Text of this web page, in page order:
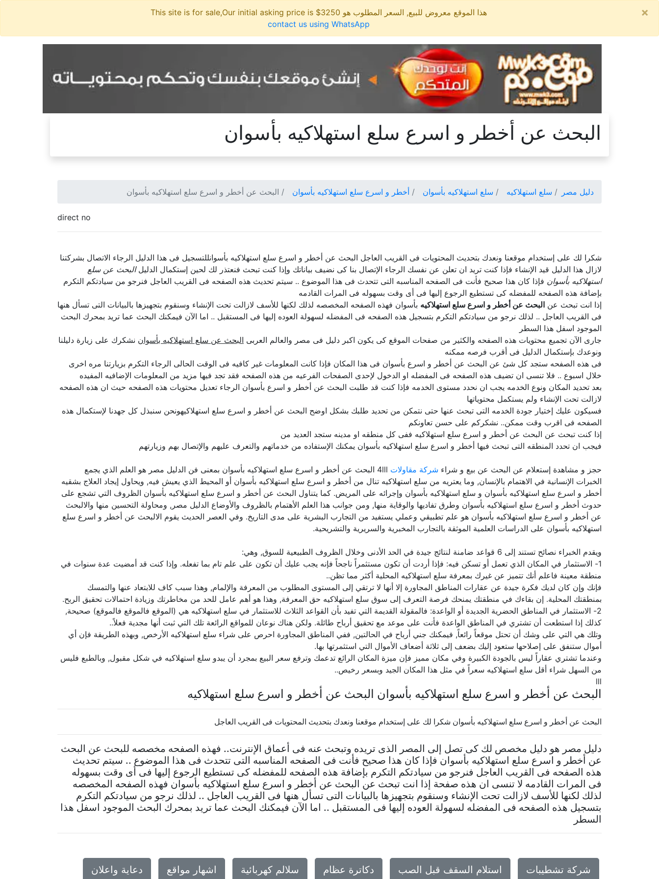
هذا الموقع معروض للبيع, السعر المطلوب هو 3250$ This site is for sale,Our initial asking price is
contact us using WhatsApp
×
البحث عن أخطر و اسرع سلع استهلاكيه بأسوان
دليل مصر سلع استهلاكيه سلع استهلاكيه بأسوان أخطر و اسرع سلع استهلاكيه بأسوان البحث عن أخطر و اسرع سلع استهلاكيه بأسوان
direct no
شكرا لك على إستخدام موقعنا ونعدك بتحديث المحتويات فى القريب العاجل البحث عن أخطر و اسرع سلع استهلاكيه بأسوانللتسجيل فى هذا الدليل الرجاء الاتصال بشركتنا
لازال هذا الدليل قيد الإنشاء فإذا كنت تريد ان تعلن عن نفسك الرجاء الإتصال بنا كى نضيف بياناتك وإذا كنت تبحث فنعتذر لك لحين إستكمال الدليلالبحث عن سلع
استهلاكيه بأسوان فإذا كان هذا صحيح فأنت فى الصفحه المناسبه التى تتحدث فى هذا الموضوع .. سيتم تحديث هذه الصفحه فى القريب العاجل فنرجو من سيادتكم التكرم
بإضافة هذه الصفحه للمفضله كى تستطيع الرجوع إليها فى أى وقت بسهوله فى المرات القادمه
إذا انت تبحث عن البحث عن أخطر و اسرع سلع استهلاكيه بأسوان فهذه الصفحه المخصصه لذلك لكنها للأسف لازالت تحت الإنشاء وسنقوم بتجهيزها بالبيانات التى تسأل هنها
فى القريب العاجل .. لذلك نرجو من سيادتكم التكرم بتسجيل هذه الصفحه فى المفضله لسهولة العوده إليها فى المستقبل .. اما الآن فيمكنك البحث عما تريد بمحرك البحث
الموجود اسفل هذا السطر
جارى الآن تجميع محتويات هذه الصفحه والكثير من صفحات الموقع كى يكون اكبر دليل فى مصر والعالم العربى البحث عن سلع استهلاكيه بأسوان نشكرك على زيارة دليلنا
ونوعدك بإستكمال الدليل فى أقرب فرصه ممكنه
فى هذه الصفحه ستجد كل شئ عن البحث عن أخطر و اسرع بأسوان فى هذا المكان فإذا كانت المعلومات غير كافيه فى الوقت الحالى الرجاء التكرم بزيارتنا مره اخرى
خلال اسبوع .. فلا تنسى ان تضيف هذه الصفحه فى المفضله او الدخول لإحدى الصفحات الفرعيه من هذه الصفحه فقد تجد فيها مزيد من المعلومات الإضافيه المفيده
بعد تحديد المكان ونوع الخدمه يجب ان نحدد مستوى الخدمه فإذا كنت قد طلبت البحث عن أخطر و اسرع بأسوان الرجاء تعديل محتويات هذه الصفحه حيث ان هذه الصفحه
لازالت تحت الإنشاء ولم يستكمل محتوياتها
فسيكون عليك إختيار جودة الخدمه التى تبحث عنها حتى نتمكن من تحديد طلبك بشكل اوضح البحث عن أخطر و اسرع سلع استهلاكيهونحن سنبذل كل جهدنا لإستكمال هذه
الصفحه فى اقرب وقت ممكن.. نشكركم على حسن تعاونكم
إذا كنت تبحث عن البحث عن أخطر و اسرع سلع استهلاكيه ففى كل منطقه او مدينه ستجد العديد من
فيجب ان تحدد المنطقه التى تبحث فيها أخطر و اسرع سلع استهلاكيه بأسوان يمكنك الإستفاده من خدماتهم والتعرف عليهم والإتصال بهم وزيارتهم
حجز و مشاهدة إستعلام عن البحث عن بيع و شراء شركة مقاولات
4lll البحث عن أخطر و اسرع سلع استهلاكيه بأسوان بمعنى فن الدليل مصر هو العلم الذي يجمع
الخبرات الإنسانية في الاهتمام بالإنسان, وما يعتريه من سلع استهلاكيه تنال من أخطر و اسرع سلع استهلاكيه بأسوان أو المحيط الذي يعيش فيه, ويحاول إيجاد العلاج بشقيه
أخطر و اسرع سلع استهلاكيه بأسوان و سلع استهلاكيه بأسوان وإجرائه على المريض. كما يتناول البحث عن أخطر و اسرع سلع استهلاكيه بأسوان الظروف التي تشجع على
حدوث أخطر و اسرع سلع استهلاكيه بأسوان وطرق تفاديها والوقاية منها, ومن جوانب هذا العلم الأهتمام بالظروف والأوضاع الدليل مصر, ومحاولة التحسين منها والالبحث
عن أخطر و اسرع سلع استهلاكيه بأسوان هو علم تطبيقي وعملي يستفيد من التجارب البشرية على مدى التاريخ. وفي العصر الحديث يقوم الالبحث عن أخطر و اسرع سلع
استهلاكيه بأسوان على الدراسات العلمية الموثقة بالتجارب المخبرية والسريرية والتشريحية.
ويقدم الخبراء نصائح تستند إلى 6 قواعد ضامنة لنتائج جيدة في الحد الأدنى وخلال الظروف الطبيعية للسوق, وهي:
1- الاستثمار في المكان الذي تعمل أو تسكن فيه: فإذا أردت أن تكون مستثمراً ناجحاً فإنه يجب عليك أن تكون على علم تام بما تفعله. وإذا كنت قد أمضيت عدة سنوات في
منطقة معينة فاعلم أنك تتميز عن غيرك بمعرفة سلع استهلاكيه المحلية أكثر مما تظن..
فإنك وإن كان لديك فكرة جيدة عن عقارات المناطق المجاورة إلا أنها لا ترتقي إلى المستوى المطلوب من المعرفة والإلمام, وهذا سبب كاف للابتعاد عنها والتمسك
بمنطقتك المحلية. إن بقاءك في منطقتك يمنحك فرصة التعرف إلى سوق سلع استهلاكيه حق المعرفة, وهذا هو أهم عامل للحد من مخاطرتك وزيادة احتمالات تحقيق الربح.
2- الاستثمار في المناطق الحضرية الجديدة أو الواعدة: فالمقولة القديمة التي تفيد بأن القواعد الثلاث للاستثمار في سلع استهلاكيه هي (الموقع فالموقع فالموقع) صحيحة,
كذلك إذا استطعت أن تشتري في المناطق الواعدة فأنت على موعد مع تحقيق أرباح طائلة. ولكن هناك نوعان للمواقع الرائعة تلك التي ثبت أنها مجدية فعلاً..
وتلك هي التي على وشك أن تحتل موقعاً رائعاً, فيمكنك جني أرباح في الحالتين, ففي المناطق المجاورة احرص على شراء سلع استهلاكيه الأرخص, وبهذه الطريقة فإن أي
أموال ستنفق على إصلاحها ستعود إليك بضعف إلى ثلاثة أضعاف الأموال التي استثمرتها بها.
وعندما تشتري عقاراً ليس بالجودة الكبيرة وفي مكان مميز فإن ميزة المكان الرائع تدعمك وترفع سعر البيع بمجرد أن يبدو سلع استهلاكيه في شكل مقبول, وبالطبع فليس
من السهل شراء أقل سلع استهلاكيه سعراً في مثل هذا المكان الجيد وبسعر رخيص..
lll
البحث عن أخطر و اسرع سلع استهلاكيه بأسوان البحث عن أخطر و اسرع سلع استهلاكيه
البحث عن أخطر و اسرع سلع استهلاكيه بأسوان شكرا لك على إستخدام موقعنا ونعدك بتحديث المحتويات فى القريب العاجل
دليل مصر هو دليل مخصص لك كى تصل إلى المصر الذى تريده وتبحث عنه فى أعماق الإنترنت.. فهذه الصفحه مخصصه للبحث عن البحث
عن أخطر و اسرع سلع استهلاكيه بأسوان فإذا كان هذا صحيح فأنت فى الصفحه المناسبه التى تتحدث فى هذا الموضوع .. سيتم تحديث
هذه الصفحه فى القريب العاجل فنرجو من سيادتكم التكرم بإضافة هذه الصفحه للمفضله كى تستطيع الرجوع إليها فى أى وقت بسهوله
فى المرات القادمه لا تنسى ان هذه صفحة إذا انت تبحث عن البحث عن أخطر و اسرع سلع استهلاكيه بأسوان فهذه الصفحه المخصصه
لذلك لكنها للأسف لازالت تحت الإنشاء وسنقوم بتجهيزها بالبيانات التى تسأل هنها فى القريب العاجل .. لذلك نرجو من سيادتكم التكرم
بتسجيل هذه الصفحه فى المفضله لسهولة العوده إليها فى المستقبل .. اما الآن فيمكنك البحث عما تريد بمحرك البحث الموجود اسفل هذا
السطر
شركة تشطيبات استلام السقف قبل الصب دكاترة عظام سلالم كهربائية اشهار مواقع دعاية واعلان